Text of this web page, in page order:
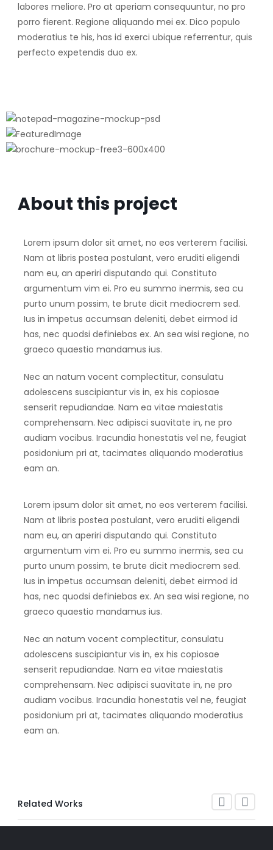
labores meliore. Pro at aperiam consequuntur, no pro
porro fierent. Regione aliquando mei ex. Dico populo
moderatius te his, has id exerci ubique referrentur, quis
perfecto expetendis duo ex.
About this project
Lorem ipsum dolor sit amet, no eos verterem facilisi.
Nam at libris postea postulant, vero eruditi eligendi
nam eu, an aperiri disputando qui. Constituto
argumentum vim ei. Pro eu summo inermis, sea cu
purto unum possim, te brute dicit mediocrem sed.
Ius in impetus accumsan deleniti, debet eirmod id
has, nec quodsi definiebas ex. An sea wisi regione, no
graeco quaestio mandamus ius.
Nec an natum vocent complectitur, consulatu
adolescens suscipiantur vis in, ex his copiosae
senserit repudiandae. Nam ea vitae maiestatis
comprehensam. Nec adipisci suavitate in, ne pro
audiam vocibus. Iracundia honestatis vel ne, feugiat
posidonium pri at, tacimates aliquando moderatius
eam an.
Lorem ipsum dolor sit amet, no eos verterem facilisi.
Nam at libris postea postulant, vero eruditi eligendi
nam eu, an aperiri disputando qui. Constituto
argumentum vim ei. Pro eu summo inermis, sea cu
purto unum possim, te brute dicit mediocrem sed.
Ius in impetus accumsan deleniti, debet eirmod id
has, nec quodsi definiebas ex. An sea wisi regione, no
graeco quaestio mandamus ius.
Nec an natum vocent complectitur, consulatu
adolescens suscipiantur vis in, ex his copiosae
senserit repudiandae. Nam ea vitae maiestatis
comprehensam. Nec adipisci suavitate in, ne pro
audiam vocibus. Iracundia honestatis vel ne, feugiat
posidonium pri at, tacimates aliquando moderatius
eam an.
Related Works